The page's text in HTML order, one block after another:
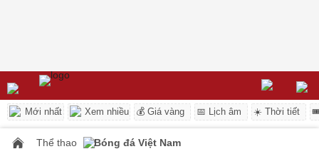
Mới nhất Xem nhiều 💰 Giá vàng 📅 Lịch âm ☀️ Thời tiết
Thể thao Bóng đá Việt Nam